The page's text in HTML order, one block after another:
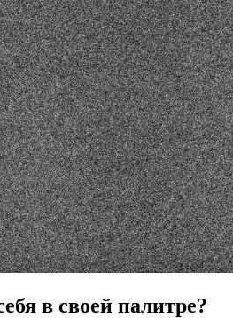
в своей палитре?